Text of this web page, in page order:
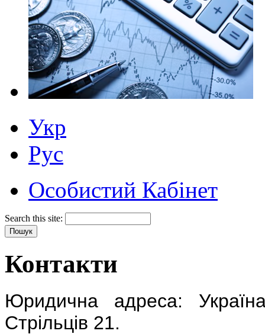
Укр
Рус
Особистий Кабінет
Search this site:
Контакти
Юридична адреса:
Стрільців 21.